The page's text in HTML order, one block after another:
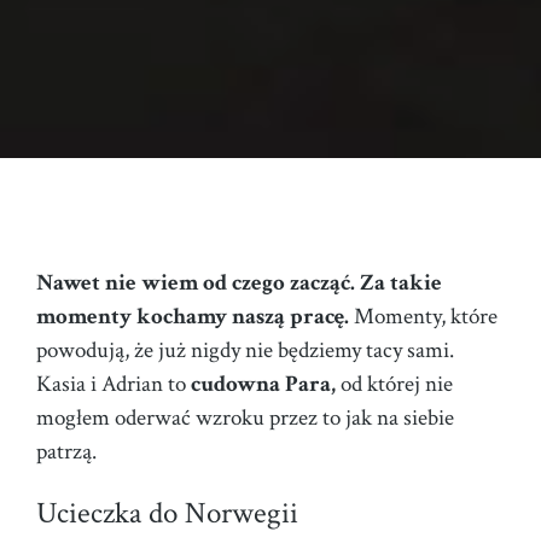
Nawet nie wiem od czego zacząć. Za takie
momenty kochamy naszą pracę.Momenty, które
powodują, że już nigdy nie będziemy tacy sami.
Kasia i Adrian tocudowna Para,od której nie
mogłem oderwać wzroku przez to jak na siebie
patrzą.
Ucieczka do Norwegii